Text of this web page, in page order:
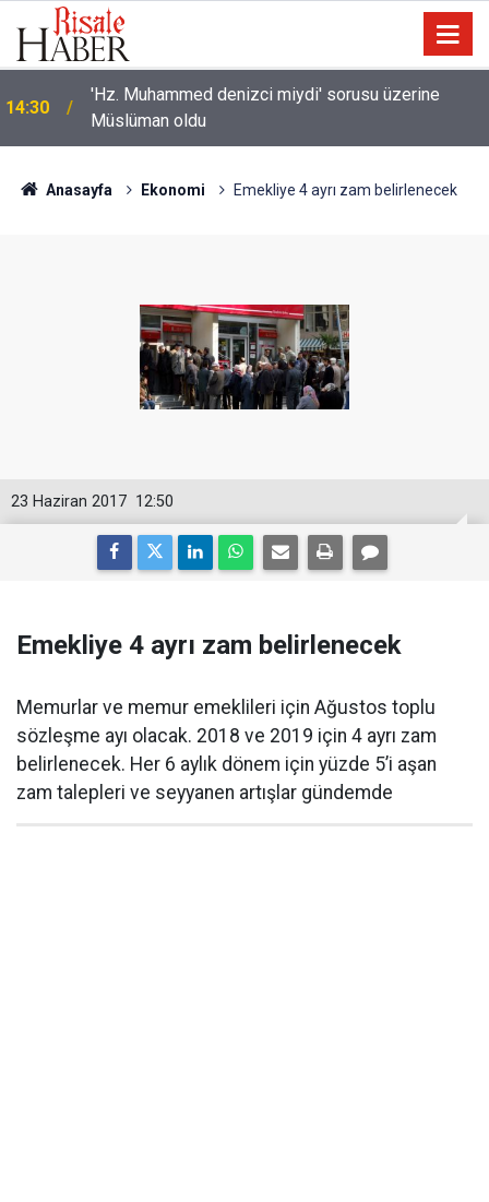
13:40
Bilim insanlarından hafıza keşfi: Unutulan anılar geri
getirilebilir mi?
Anasayfa Ekonomi Emekliye 4 ayrı zam belirlenecek
12:50
23 Haziran 2017
Emekliye 4 ayrı zam belirlenecek
Memurlar ve memur emeklileri için Ağustos toplu
sözleşme ayı olacak. 2018 ve 2019 için 4 ayrı zam
belirlenecek. Her 6 aylık dönem için yüzde 5’i aşan
zam talepleri ve seyyanen artışlar gündemde